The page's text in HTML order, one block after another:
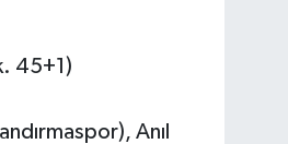
45+1)
Anıl